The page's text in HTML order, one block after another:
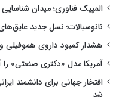
المپیک فناوری؛ میدان
نانوسیالات؛ نسل جدید
هشدار کمبود داروی هموفیلی
آمریکا مدل «دکتری صنعتی»
افتخار جهانی برای دانشمند
شد